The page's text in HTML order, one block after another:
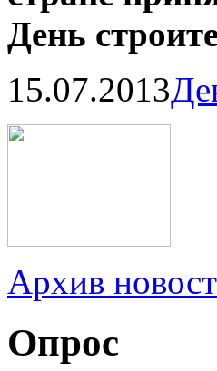
День
15.07.2013
Архив
Опрос